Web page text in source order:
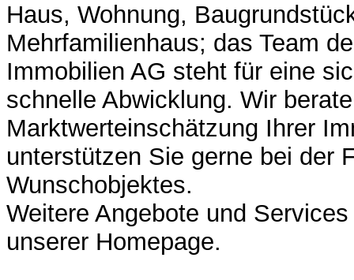
Haus, Wohnung,
Mehrfamilienhaus; das Team
Immobilien AG steht für eine
schnelle Abwicklung. Wir
Marktwerteinschätzung Ihrer
unterstützen Sie gerne bei der
Wunschobjektes.
Weitere Angebote und
unserer Homepage.